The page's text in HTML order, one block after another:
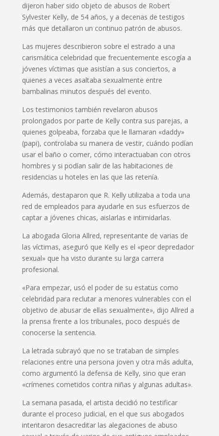
dijeron haber sido objeto de abusos de Robert
Sylvester Kelly, de 54 años, y a decenas de testigos
más que detallaron un continuo patrón de abusos.
Las mujeres describieron sobre el estrado a una
carismática celebridad que frecuentemente escogía a
jóvenes víctimas que asistían a sus conciertos, a
quienes a veces asaltaba sexualmente entre
bambalinas minutos después del evento.
Los testimonios también revelaron abusos
prolongados por parte de Kelly contra sus parejas, a
quienes golpeaba, forzaba que le llamaran «daddy»
(papi), controlaba su manera de vestir, cuándo podían
usar el baño o comer, cómo interactuaban con otros
hombres y si podían salir de las habitaciones de
residencias u hoteles en las que las retenía.
Además, destaparon que R. Kelly utilizaba a toda una
red de empleados para ayudarle en sus esfuerzos de
captar a jóvenes chicas, aislarlas e intimidarlas.
La abogada Gloria Allred, representante de varias de
las víctimas, aseguró que Kelly es el «peor depredador
sexual» que ha visto durante su larga carrera
profesional.
«Para empezar, usó el poder de su estatus como
celebridad para reclutar a menores vulnerables con el
objetivo de abusar de ellas sexualmente», dijo Allred a
la prensa frente a los tribunales, poco después de
conocerse la sentencia.
La letrada subrayó que no se trataban de simples
relaciones entre una persona joven y otra más adulta,
como argumentó la defensa de Kelly, sino que eran
«crímenes cometidos contra niñas y algunas adultas».
La semana pasada, el artista decidió no testificar
durante el proceso judicial, en el que sus abogados
intentaron desacreditar las alegaciones de abuso